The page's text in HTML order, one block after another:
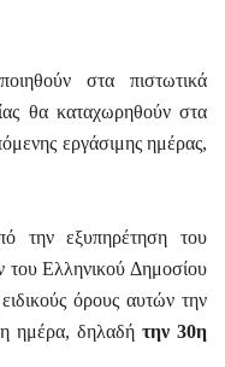
στα πιστωτικά
θα καταχωρηθούν στα
εργάσιμης ημέρας,
την εξυπηρέτηση του
του Ελληνικού Δημοσίου
όρους αυτών την
ημέρα, δηλαδή την 30η